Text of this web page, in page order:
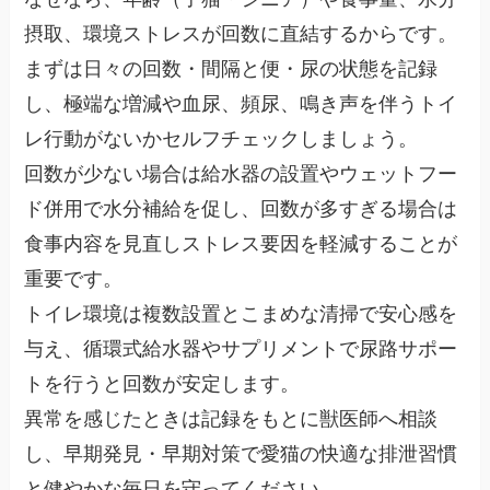
摂取、環境ストレスが回数に直結するからです。
まずは日々の回数・間隔と便・尿の状態を記録
し、極端な増減や血尿、頻尿、鳴き声を伴うトイ
レ行動がないかセルフチェックしましょう。
回数が少ない場合は給水器の設置やウェットフー
ド併用で水分補給を促し、回数が多すぎる場合は
食事内容を見直しストレス要因を軽減することが
重要です。
トイレ環境は複数設置とこまめな清掃で安心感を
与え、循環式給水器やサプリメントで尿路サポー
トを行うと回数が安定します。
異常を感じたときは記録をもとに獣医師へ相談
し、早期発見・早期対策で愛猫の快適な排泄習慣